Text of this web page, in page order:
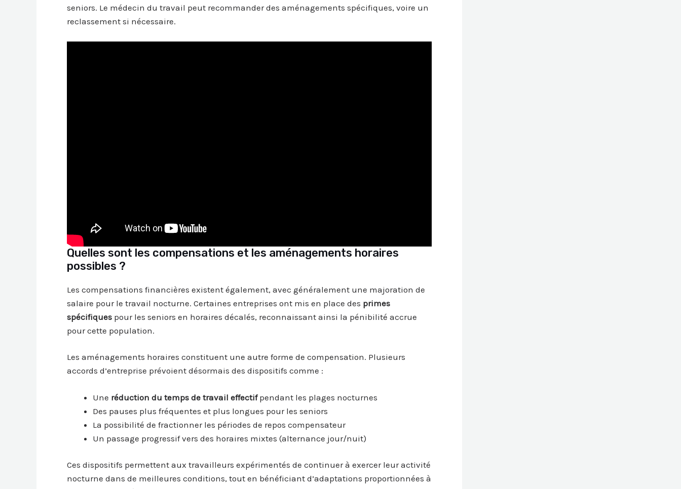
seniors. Le médecin du travail peut recommander des aménagements spécifiques, voire un
reclassement si nécessaire.
Quelles sont les compensations et les aménagements horaires
possibles ?
Les compensations financières existent également, avec généralement une majoration de
salaire pour le travail nocturne. Certaines entreprises ont mis en place des primes
spécifiques pour les seniors en horaires décalés, reconnaissant ainsi la pénibilité accrue
pour cette population.
Les aménagements horaires constituent une autre forme de compensation. Plusieurs
accords d’entreprise prévoient désormais des dispositifs comme :
Une réduction du temps de travail effectifpendant les plages nocturnes
Des pauses plus fréquentes et plus longues pour les seniors
La possibilité de fractionner les périodes de repos compensateur
Un passage progressif vers des horaires mixtes (alternance jour/nuit)
Ces dispositifs permettent aux travailleurs expérimentés de continuer à exercer leur activité
nocturne dans de meilleures conditions, tout en bénéficiant d’adaptations proportionnées à